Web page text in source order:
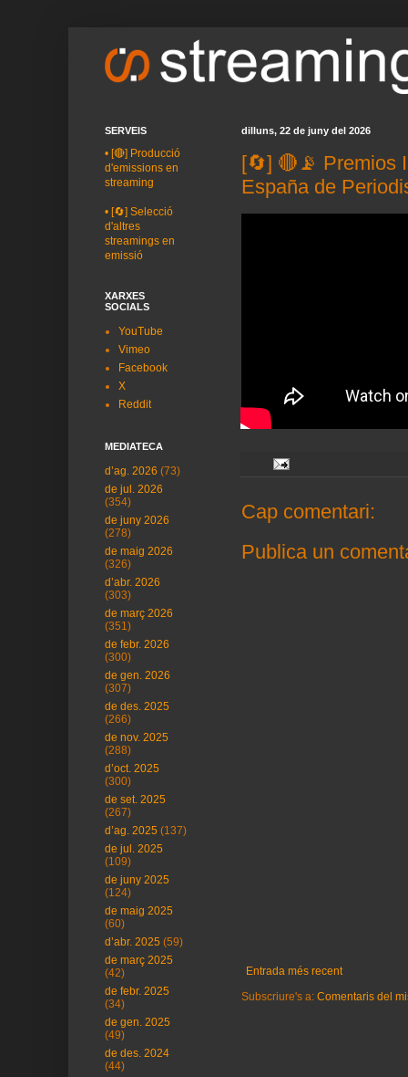
dilluns, 22 de juny del 2026
[🔄] 🔴📡 Premios
España de
Cap comentari:
Publica un
Entrada més recent
Subscriure's a: Comentaris del
SERVEIS
• [🔴] Producció
d'emissions en
streaming
• [🔄] Selecció
d'altres
streamings en
emissió
XARXES
SOCIALS
YouTube
Vimeo
Facebook
X
Reddit
MEDIATECA
d’ag. 2026 (73)
de jul. 2026
(354)
de juny 2026
(278)
de maig 2026
(326)
d’abr. 2026
(303)
de març 2026
(351)
de febr. 2026
(300)
de gen. 2026
(307)
de des. 2025
(266)
de nov. 2025
(288)
d’oct. 2025
(300)
de set. 2025
(267)
d’ag. 2025 (137)
de jul. 2025
(109)
de juny 2025
(124)
de maig 2025
(60)
d’abr. 2025 (59)
de març 2025
(42)
de febr. 2025
(34)
de gen. 2025
(49)
de des. 2024
(44)